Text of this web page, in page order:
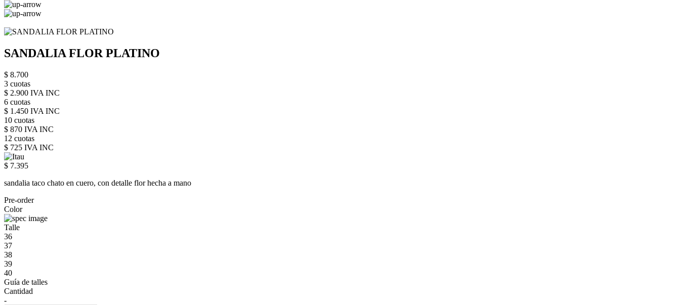
SANDALIA FLOR PLATINO
$ 8.700
3 cuotas
$ 2.900 IVA INC
6 cuotas
$ 1.450 IVA INC
10 cuotas
$ 870 IVA INC
12 cuotas
$ 725 IVA INC
$ 7.395
sandalia taco chato en cuero, con detalle flor hecha a mano
Pre-order
Color
Talle
36
37
38
39
40
Guía de talles
Cantidad
-